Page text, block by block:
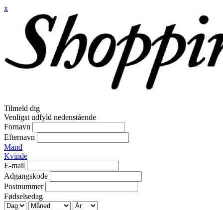
x
Tilmeld dig
Venligst udfyld nedenstående
Fornavn
Efternavn
Mand
Kvinde
E-mail
Adgangskode
Postnummer
Fødselsedag